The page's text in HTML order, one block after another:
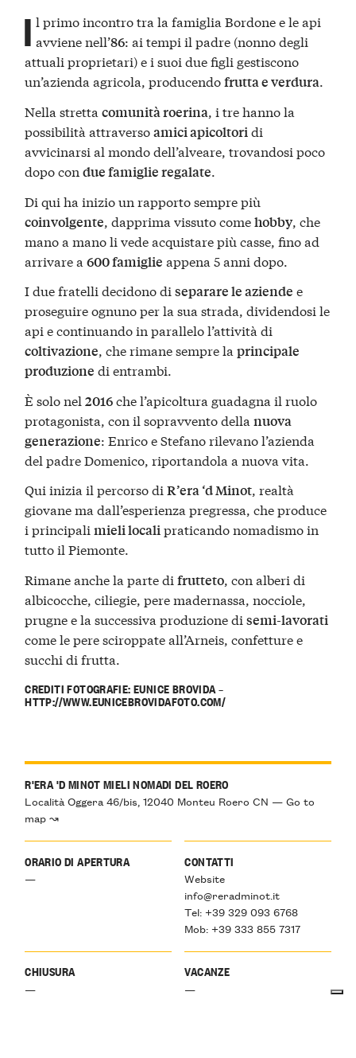
R'ERA 'D MINOT MIELI NOMADI DEL ROERO
Località Oggera 46/bis, 12040 Monteu Roero CN — Go to
map ↝
ORARIO DI APERTURA
—
CONTATTI
Website
info@reradminot.it
Tel: +39 329 093 6768
Mob: +39 333 855 7317
CHIUSURA
—
VACANZE
—
I l primo incontro tra la famiglia Bordone e le api
avviene nell’86: ai tempi il padre (nonno degli
attuali proprietari) e i suoi due figli gestiscono
un’azienda agricola, producendofrutta e verdura.
Nella strettacomunità roerina, i tre hanno la
possibilità attraversoamici apicoltoridi
avvicinarsi al mondo dell’alveare, trovandosi poco
dopo condue famiglie regalate.
Di qui ha inizio un rapporto sempre più
coinvolgente , dapprima vissuto comehobby, che
mano a mano li vede acquistare più casse, fino ad
arrivare a600 famiglie appena 5 anni dopo.
I due fratelli decidono diseparare le aziende e
proseguire ognuno per la sua strada, dividendosi le
api e continuando in parallelo l’attività di
coltivazione, che rimane sempre laprincipale
produzione di entrambi.
È solo nel2016che l’apicoltura guadagna il ruolo
protagonista, con il sopravvento dellanuova
generazione: Enrico e Stefano rilevano l’azienda
del padre Domenico, riportandola a nuova vita.
Qui inizia il percorso diR’era ‘d Minot, realtà
giovane ma dall’esperienza pregressa, che produce
i principalimieli localipraticando nomadismo in
tutto il Piemonte.
Rimane anche la parte difrutteto, con alberi di
albicocche, ciliegie, pere madernassa, nocciole,
prugne e la successiva produzione disemi-lavorati
come le pere sciroppate all’Arneis, confetture e
succhi di frutta.
CREDITI FOTOGRAFIE: EUNICE BROVIDA –
HTTP://WWW.EUNICEBROVIDAFOTO.COM/